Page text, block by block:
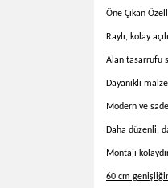
Öne Çıkan
Raylı, kolay
Alan tasarrufu
Dayanıklı
Modern ve
Daha düzenli,
Montajı
60 cm